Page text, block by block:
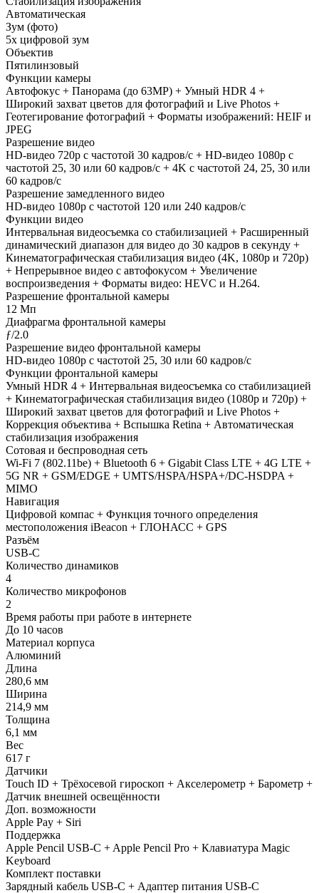
Автоматическая
Зум (фото)
5х цифровой зум
Объектив
Пятилинзовый
Функции камеры
Автофокус + Панорама (до 63MP) + Умный HDR 4 +
Широкий захват цветов для фотографий и Live Photos +
Геотегирование фотографий + Форматы изображений: HEIF и
JPEG
Разрешение видео
HD-видео 720p с частотой 30 кадров/с + HD-видео 1080p с
частотой 25, 30 или 60 кадров/ с + 4K с частотой 24, 25, 30 или
60 кадров/ с
Разрешение замедленного видео
HD-видео 1080р с частотой 120 или 240 кадров/ с
Функции видео
Интервальная видеосъемка со стабилизацией + Расширенный
динамический диапазон для видео до 30 кадров в секунду +
Кинематографическая стабилизация видео (4K, 1080p и 720p)
+ Непрерывное видео с автофокусом + Увеличение
воспроизведения + Форматы видео: HEVC и H.264.
Разрешение фронтальной камеры
12 Мп
Диафрагма фронтальной камеры
ƒ/2.0
Разрешение видео фронтальной камеры
HD-видео 1080p с частотой 25, 30 или 60 кадров/ с
Функции фронтальной камеры
Умный HDR 4 + Интервальная видеосъемка со стабилизацией
+ Кинематографическая стабилизация видео (1080p и 720p) +
Широкий захват цветов для фотографий и Live Photos +
Коррекция объектива + Вспышка Retina + Автоматическая
стабилизация изображения
Сотовая и беспроводная сеть
Wi-Fi 7 (802.11be) + Bluetooth 6 + Gigabit Class LTE + 4G LTE +
5G NR + GSM/EDGE + UMTS/HSPA/​HSPA+/​DC-HSDPA +
MIMO
Навигация
Цифровой компас + Функция точного определения
местоположения iBeacon + ГЛОНАСС + GPS
Разъём
USB‑C
Количество динамиков
4
Количество микрофонов
2
Время работы при работе в интернете
До 10 часов
Материал корпуса
Алюминий
Длина
280,6 мм
Ширина
214,9 мм
Толщина
6,1 мм
Вес
617 г
Датчики
Touch ID + Трёхосевой гироскоп + Акселерометр + Барометр +
Датчик внешней освещённости
Доп. возможности
Apple Pay + Siri
Поддержка
Apple Pencil USB-C + Apple Pencil Pro + Клавиатура Magic
Keyboard
Комплект поставки
Зарядный кабель USB‑C + Адаптер питания USB‑C